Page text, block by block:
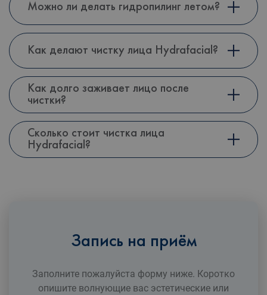
Можно ли делать гидропилинг летом?
Как делают чистку лица Hydrafacial?
Как долго заживает лицо после
чистки?
Сколько стоит чистка лица
Hydrafacial?
Запись на приём
Заполните пожалуйста форму ниже. Коротко
опишите волнующие вас эстетические или